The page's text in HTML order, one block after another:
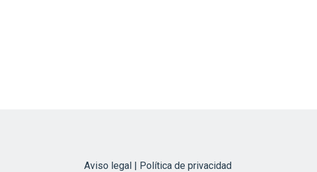
Aviso legal | Política de privacidad